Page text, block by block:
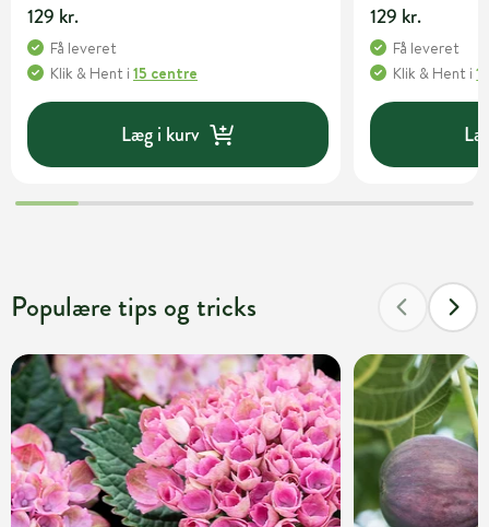
129 kr.
Få leveret
Klik & Hent i 15 centre
Læg i kurv
129 kr.
Få leveret
Klik & Hent i
Populære tips og tricks